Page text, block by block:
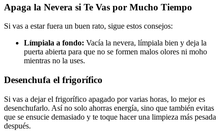
Apaga la Nevera si Te Vas por Mucho Tiempo
Si vas a estar fuera un buen rato, sigue estos consejos:
Límpiala a fondo: Vacía la nevera, límpiala bien y deja la
puerta abierta para que no se formen malos olores ni moho
mientras no la uses.
Desenchufa el frigorífico
Si vas a dejar el frigorífico apagado por varias horas, lo mejor es
desenchufarlo. Así no solo ahorras energía, sino que también evitas
que se ensucie demasiado y te toque hacer una limpieza más pesada
después.